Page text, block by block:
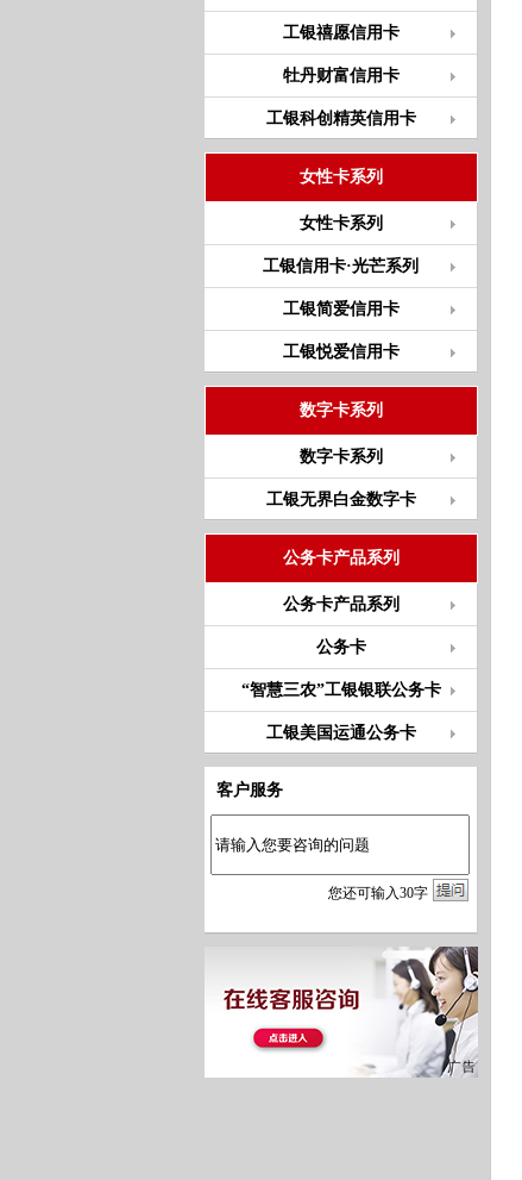
工银禧愿信用卡
牡丹财富信用卡
工银科创精英信用卡
女性卡系列
女性卡系列
工银信用卡·光芒系列
工银简爱信用卡
工银悦爱信用卡
数字卡系列
数字卡系列
工银无界白金数字卡
公务卡产品系列
公务卡产品系列
公务卡
“智慧三农”工银银联公务卡
工银美国运通公务卡
客户服务
您还可输入30字